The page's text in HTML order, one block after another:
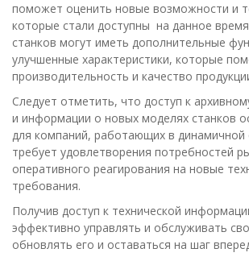
поможет оценить новые возможности и
которые стали доступны на данное
станков могут иметь дополнительные
улучшенные характеристики, которые
производительность и качество
Следует отметить, что доступ к
и информации о новых моделях станков
для компаний, работающих в динамичной
требует удовлетворения потребностей
оперативного реагирования на новые
требования.
Получив доступ к технической
эффективно управлять и обслуживать
обновлять его и оставаться на шаг